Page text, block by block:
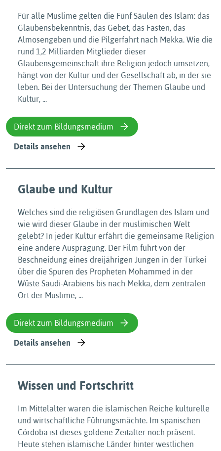
Für alle Muslime gelten die Fünf Säulen des Islam: das
Glaubensbekenntnis, das Gebet, das Fasten, das
Almosengeben und die Pilgerfahrt nach Mekka. Wie die
rund 1,2 Milliarden Mitglieder dieser
Glaubensgemeinschaft ihre Religion jedoch umsetzen,
hängt von der Kultur und der Gesellschaft ab, in der sie
leben. Bei der Untersuchung der Themen Glaube und
Kultur, ...
Direkt zum Bildungsmedium
Details ansehen
Glaube und Kultur
Welches sind die religiösen Grundlagen des Islam und
wie wird dieser Glaube in der muslimischen Welt
gelebt? In jeder Kultur erfährt die gemeinsame Religion
eine andere Ausprägung. Der Film führt von der
Beschneidung eines dreijährigen Jungen in der Türkei
über die Spuren des Propheten Mohammed in der
Wüste Saudi-Arabiens bis nach Mekka, dem zentralen
Ort der Muslime, ...
Direkt zum Bildungsmedium
Details ansehen
Wissen und Fortschritt
Im Mittelalter waren die islamischen Reiche kulturelle
und wirtschaftliche Führungsmächte. Im spanischen
Córdoba ist dieses goldene Zeitalter noch präsent.
Heute stehen islamische Länder hinter westlichen